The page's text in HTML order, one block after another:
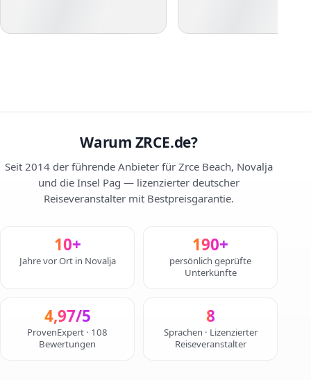
Warum ZRCE.de?
Seit 2014 der führende Anbieter für Zrce Beach, Novalja
und die Insel Pag — lizenzierter deutscher
Reiseveranstalter mit Bestpreisgarantie.
10+
Jahre vor Ort in Novalja
190+
persönlich geprüfte
Unterkünfte
4,97/5
ProvenExpert · 108
Bewertungen
8
Sprachen · Lizenzierter
Reiseveranstalter